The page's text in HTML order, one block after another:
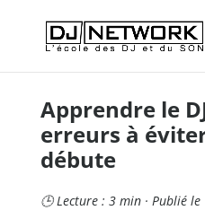
Apprendre le
erreurs à
débute
🕒 Lecture : 3 min · Publié